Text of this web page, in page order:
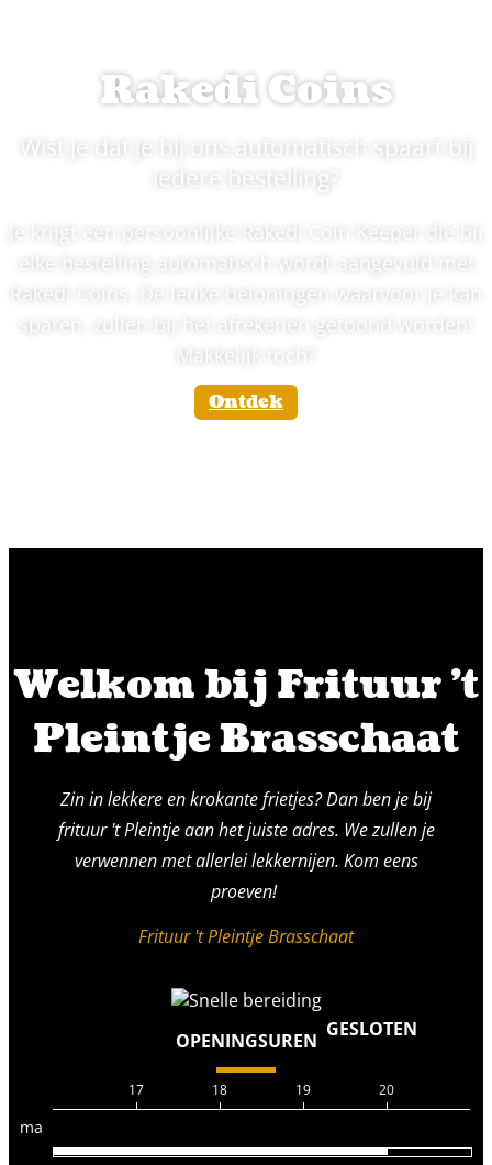
Rakedi Coins
Wist je dat je bij ons automatisch spaart bij
iedere bestelling?
Je krijgt een persoonlijke Rakedi Coin Keeper die bij
elke bestelling automatisch wordt aangevuld met
Rakedi Coins. De leuke beloningen waarvoor je kan
sparen, zullen bij het afrekenen getoond worden!
Makkelijk toch?
Ontdek
Welkom bij Frituur 't
Pleintje Brasschaat
Zin in lekkere en krokante frietjes? Dan ben je bij
frituur 't Pleintje aan het juiste adres. We zullen je
verwennen met allerlei lekkernijen. Kom eens
proeven!
Frituur 't Pleintje Brasschaat
OPENINGSUREN GESLOTEN
17 18 19 20
ma